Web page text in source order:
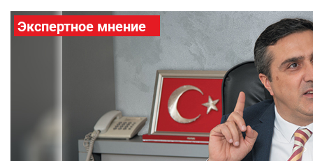
Экспертное мнение